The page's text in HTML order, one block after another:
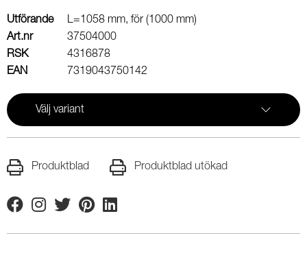
Utförande
L=1058 mm, för (1000 mm)
Art.nr
37504000
RSK
4316878
EAN
7319043750142
Välj variant
Produktblad Produktblad utökad
FacebookInstagram
TwitterPinterestLinkedin